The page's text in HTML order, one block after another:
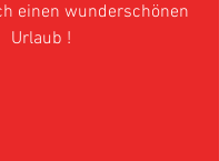
einen wunderschönen
Urlaub !